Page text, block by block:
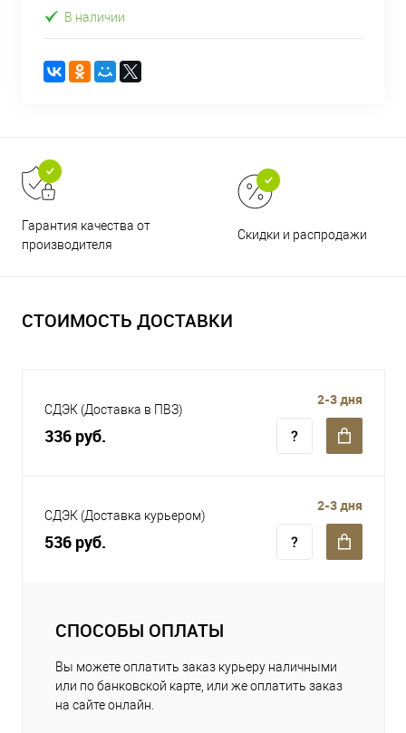
В наличии
Гарантия качества от
производителя
Скидки и распродажи
СТОИМОСТЬ ДОСТАВКИ
СДЭК (Доставка в ПВЗ)
336 руб.
2-3 дня
СДЭК (Доставка курьером)
536 руб.
2-3 дня
СПОСОБЫ ОПЛАТЫ
Вы можете оплатить заказ курьеру наличными
или по банковской карте, или же оплатить заказ
на сайте онлайн.